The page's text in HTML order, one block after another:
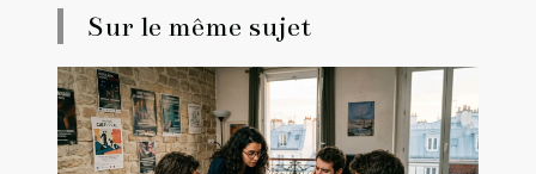
Sur le même sujet